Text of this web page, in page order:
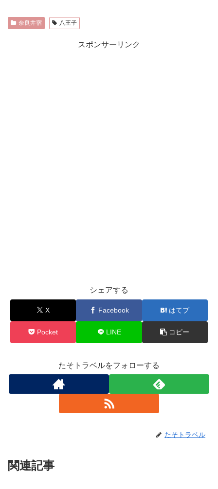
奈良井宿 八王子
スポンサーリンク
シェアする
X Facebook はてブ
Pocket LINE コピー
たそトラベルをフォローする
たそトラベル
関連記事